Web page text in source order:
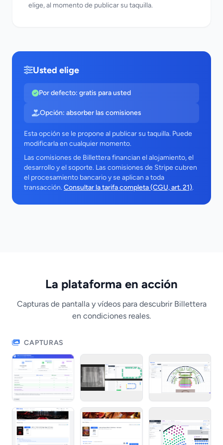
elige, al momento de publicar su taquilla.
Usted elige
Por defecto: gratis para usted
Opción: absorber las comisiones
Esta opción se le propone al publicar su taquilla. Puede
modificarla en cualquier momento.
Las comisiones de Billettera financian el alojamiento, el
desarrollo y el soporte. Las comisiones de Stripe cubren
el procesamiento bancario y se aplican a toda
transacción. Consultar la tarifa completa (CGU, art. 21).
La plataforma en acción
Capturas de pantalla y vídeos para descubrir Billettera
en condiciones reales.
CAPTURAS